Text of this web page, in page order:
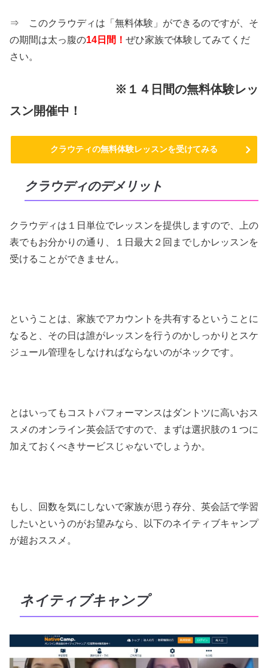
⇒ このクラウディは「無料体験」ができるのですが、そ
の期間は太っ腹の14日間！ ぜひ家族で体験してみてくだ
さい。
※１４日間の無料体験レッ
スン開催中！
クラウティの無料体験レッスンを受けてみる
クラウディのデメリット
クラウディは１日単位でレッスンを提供しますので、上の
表でもお分かりの通り、１日最大２回までしかレッスンを
受けることができません。
ということは、家族でアカウントを共有するということに
なると、その日は誰がレッスンを行うのかしっかりとスケ
ジュール管理をしなければならないのがネックです。
とはいってもコストパフォーマンスはダントツに高いおス
スメのオンライン英会話ですので、まずは選択肢の１つに
加えておくべきサービスじゃないでしょうか。
もし、回数を気にしないで家族が思う存分、英会話で学習
したいというのがお望みなら、以下のネイティブキャンプ
が超おススメ。
ネイティブキャンプ